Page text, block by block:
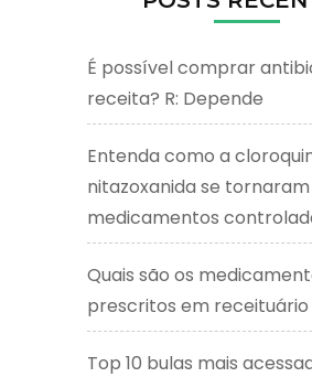
É possível comprar
receita? R: Depende
Entenda como a
nitazoxanida se tornaram
medicamentos
Quais são os
prescritos em receituário
Top 10 bulas mais